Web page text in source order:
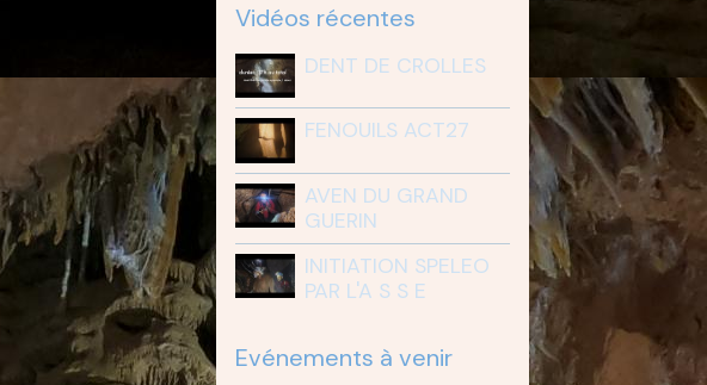
Vidéos récentes
DENT DE CROLLES
FENOUILS ACT27
AVEN DU GRAND
GUERIN
INITIATION SPELEO
PAR L'A S S E
Evénements à venir